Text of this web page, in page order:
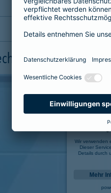
Wir verwenden
Dieser
Details durch
Mehr